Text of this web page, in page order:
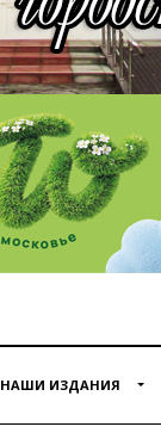
НАШИ ИЗДАНИЯ